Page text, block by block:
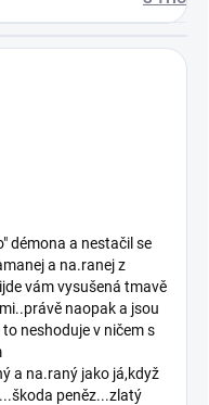
démona a nestačil se
a na.ranej z
vám vysušená tmavě
naopak a jsou
neshoduje v ničem s
a na.raný jako já,když
peněz...zlatý